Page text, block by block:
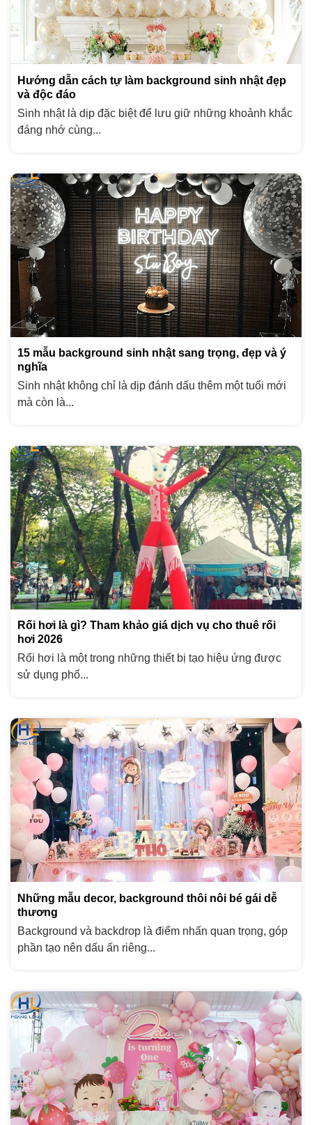
Hướng dẫn cách tự làm background sinh nhật đẹp
và độc đáo
Sinh nhật là dịp đặc biệt để lưu giữ những khoảnh khắc
đáng nhớ cùng...
15 mẫu background sinh nhật sang trọng, đẹp và ý
nghĩa
Sinh nhật không chỉ là dịp đánh dấu thêm một tuổi mới
mà còn là...
Rối hơi là gì? Tham khảo giá dịch vụ cho thuê rối
hơi 2026
Rối hơi là một trong những thiết bị tạo hiệu ứng được
sử dụng phổ...
Những mẫu decor, background thôi nôi bé gái dễ
thương
Background và backdrop là điểm nhấn quan trọng, góp
phần tạo nên dấu ấn riêng...